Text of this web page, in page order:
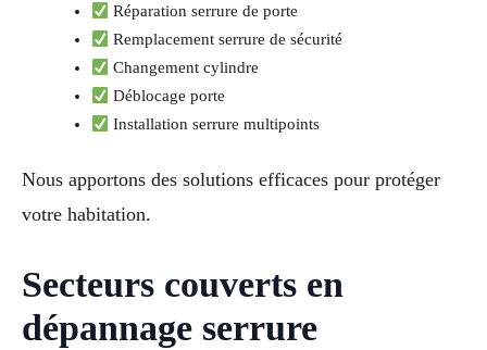
Réparation serrure de porte
Remplacement serrure de sécurité
Changement cylindre
Déblocage porte
Installation serrure multipoints
Nous apportons des solutions efficaces pour protéger
votre habitation.
Secteurs couverts en
dépannage serrure